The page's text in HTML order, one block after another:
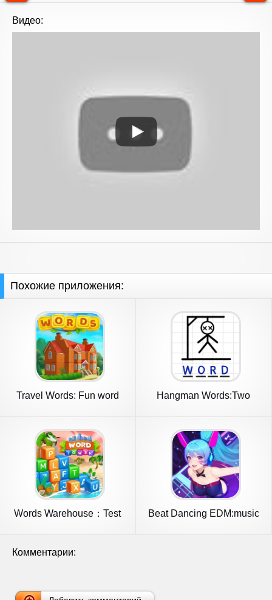
Видео:
Похожие приложения:
Travel Words: Fun word
Hangman Words:Two
Words Warehouse：Test
Beat Dancing EDM:music
Комментарии: